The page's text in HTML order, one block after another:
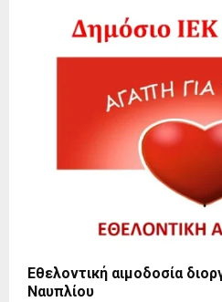
Εθελοντική αιμοδοσία
Ναυπλίου